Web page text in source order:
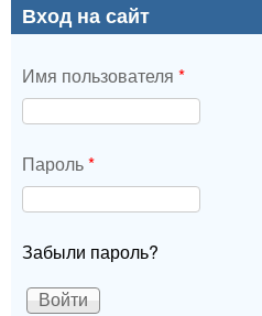
Вход на сайт
Имя пользователя *
Пароль*
Забыли пароль?